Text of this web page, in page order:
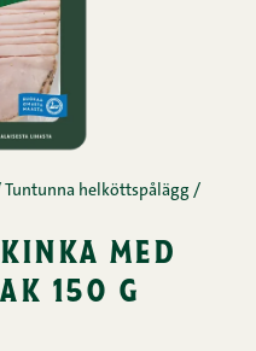
Tuntunna helköttspålägg /
med
150 g